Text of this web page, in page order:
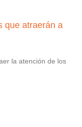
que atraerán a
la atención de los